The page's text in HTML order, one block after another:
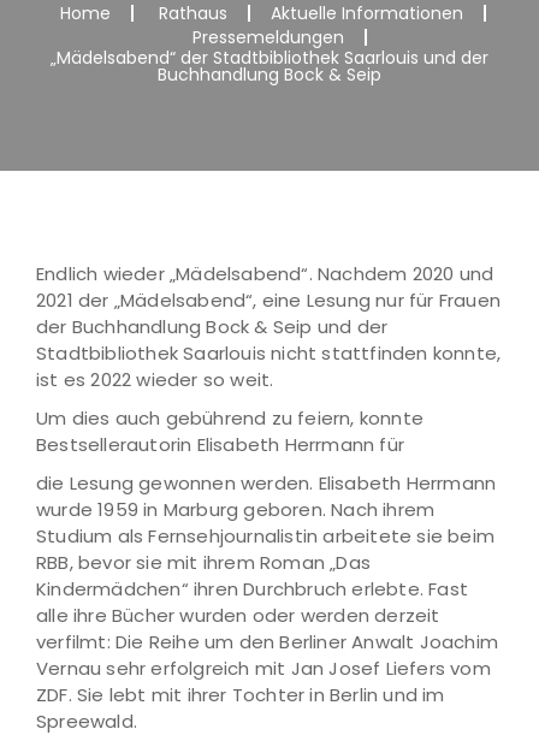
Home Rathaus
Aktuelle Informationen
Pressemeldungen
„Mädelsabend“ der Stadtbibliothek Saarlouis und der
Buchhandlung Bock & Seip
Endlich wieder „Mädelsabend“. Nachdem 2020 und
2021 der „Mädelsabend“, eine Lesung nur für Frauen
der Buchhandlung Bock & Seip und der
Stadtbibliothek Saarlouis nicht stattfinden konnte,
ist es 2022 wieder so weit.
Um dies auch gebührend zu feiern, konnte
Bestsellerautorin Elisabeth Herrmann für
die Lesung gewonnen werden. Elisabeth Herrmann
wurde 1959 in Marburg geboren. Nach ihrem
Studium als Fernsehjournalistin arbeitete sie beim
RBB, bevor sie mit ihrem Roman „Das
Kindermädchen“ ihren Durchbruch erlebte. Fast
alle ihre Bücher wurden oder werden derzeit
verfilmt: Die Reihe um den Berliner Anwalt Joachim
Vernau sehr erfolgreich mit Jan Josef Liefers vom
ZDF. Sie lebt mit ihrer Tochter in Berlin und im
Spreewald.